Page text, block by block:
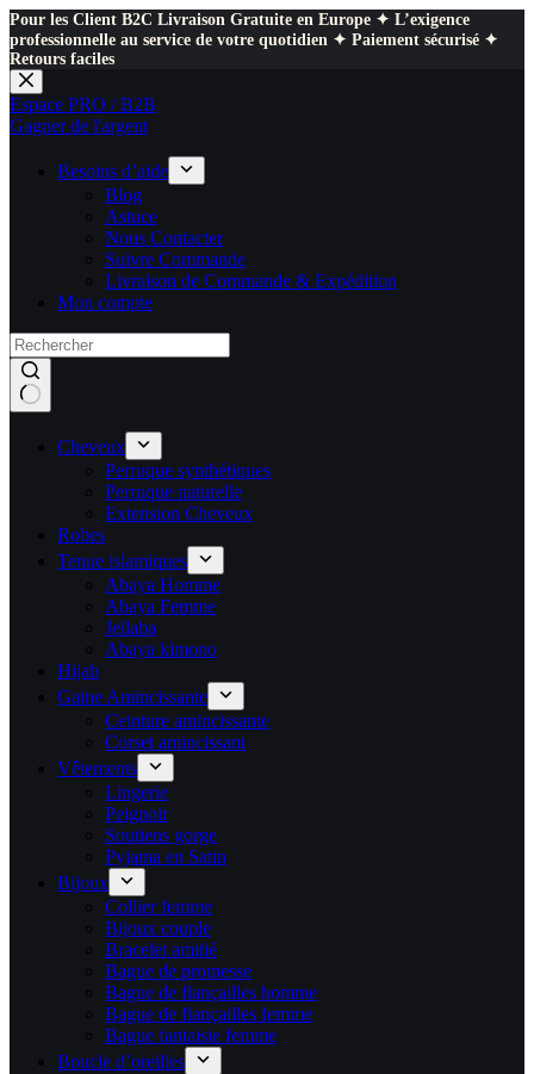
Pour les Client B2C Livraison Gratuite en Europe ✦ L’exigence
professionnelle au service de votre quotidien ✦ Paiement sécurisé ✦
Retours faciles
Passer
au
contenu
Espace PRO / B2B
Gagner de l'argent
Besoins d’aide
Blog
Astuce
Nous Contacter
Suivre Commande
Livraison de Commande & Expédition
Mon compte
Cheveux
Perruque synthétiques
Perruque naturelle
Extension Cheveux
Robes
Tenue islamiques
Abaya Homme
Abaya Femme
Jellaba
Abaya kimono
Hijab
Gaine Amincissante
Ceinture amincissante
Corset amincissant
Vêtements
Lingerie
Peignoir
Soutiens gorge
Pyjama en Satin
Bijoux
Collier femme
Bijoux couple
Bracelet amitié
Bague de promesse
Bague de fiançailles homme
Bague de fiançailles femme
Bague fantaisie femme
Boucle d’oreilles